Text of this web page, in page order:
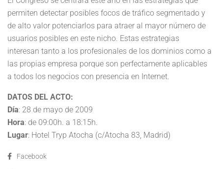
permiten detectar posibles focos de tráfico segmentado y
de alto valor potenciarlos para atraer al mayor número de
usuarios posibles en este nicho. Estas estrategias
interesan tanto a los profesionales de los dominios como a
las propias empresa porque son perfectamente aplicables
a todos los negocios con presencia en Internet.
DATOS DEL ACTO:
Día: 28 de mayo de 2009
Hora: de 09:00h. a 18:15h.
Lugar: Hotel Tryp Atocha (c/Atocha 83, Madrid)
Facebook